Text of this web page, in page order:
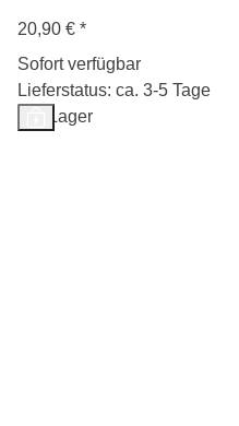
20,90 € *
Sofort verfügbar
Lieferstatus: ca. 3-5 Tage
Auf Lager